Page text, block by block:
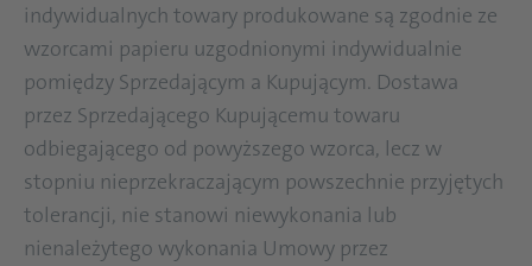
indywidualnych towary produkowane są zgodnie ze
wzorcami papieru uzgodnionymi indywidualnie
pomiędzy Sprzedającym a Kupującym. Dostawa
przez Sprzedającego Kupującemu towaru
odbiegającego od powyższego wzorca, lecz w
stopniu nieprzekraczającym powszechnie przyjętych
tolerancji, nie stanowi niewykonania lub
nienależytego wykonania Umowy przez